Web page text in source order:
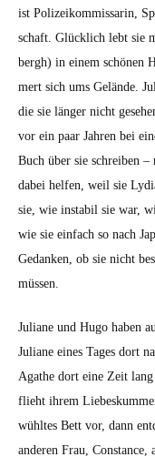
ist Polizeikom­mis­sarin,
schaft. Glück­lich lebt sie
bergh) in einem schö­nen
mert sich ums Gelände.
die sie länger nicht
vor ein paar Jahren bei
Buch über sie schreiben
dabei helfen, weil sie
sie, wie insta­bil sie war,
wie sie ein­fach so nach
Gedanken, ob sie nicht
müssen.
Juliane und Hugo haben
Juliane eines Tages dort
Agathe dort eine Zeit
flieht ihrem
wühltes Bett vor, dann
anderen Frau,